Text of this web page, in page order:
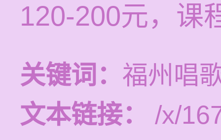
120-200元，课
关键词： 福州唱
文本链接：
/x/